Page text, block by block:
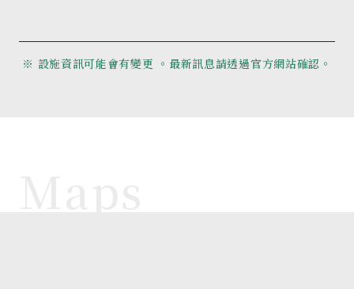
※ 設施資訊可能會有變更 。最新訊息請透過官方網站確認。